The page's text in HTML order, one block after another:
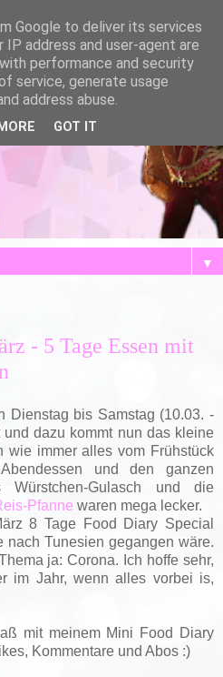
▼
- 5 Tage Essen mit
Dienstag bis Samstag (10.03. -
dazu kommt nun das kleine
wie immer alles vom Frühstück
und den ganzen
Gulasch und die
Pfanne waren mega lecker.
8 Tage Food Diary Special
nach Tunesien gegangen wäre.
ja: Corona. Ich hoffe sehr,
im Jahr, wenn alles vorbei is,
mit meinem Mini Food Diary
Kommentare und Abos :)
Google to deliver its services
IP address and user-agent are
performance and security
service, generate usage
address abuse.
GOT IT